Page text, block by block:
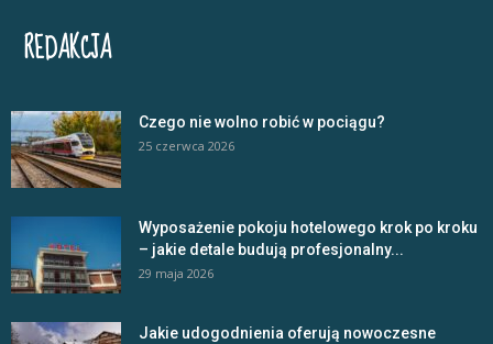
REDAKCJA
Czego nie wolno robić w pociągu?
25 czerwca 2026
Wyposażenie pokoju hotelowego krok po kroku
– jakie detale budują profesjonalny...
29 maja 2026
Jakie udogodnienia oferują nowoczesne